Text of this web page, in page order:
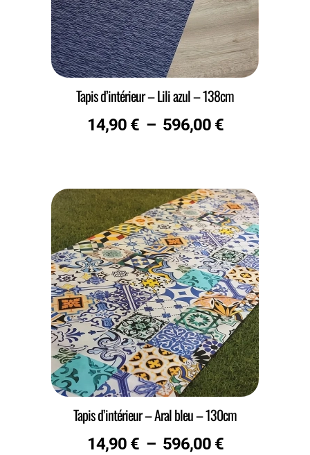
Tapis d’intérieur – Lili azul – 138cm
14,90 € – 596,00 €
Tapis d’intérieur – Aral bleu – 130cm
14,90 € – 596,00 €